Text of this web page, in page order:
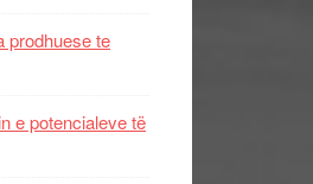
prodhuese te
e potencialeve të